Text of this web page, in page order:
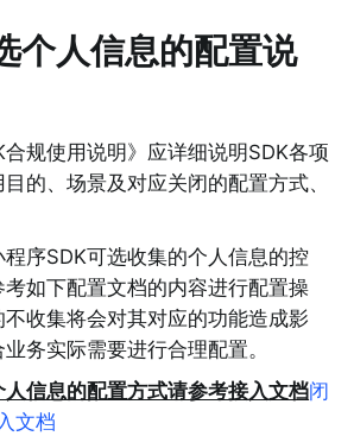
个人信息的配置说
合规使用说明》应详细说明SDK各项
的、场景及对应关闭的配置方式、
程序SDK可选收集的个人信息的控
如下配置文档的内容进行配置操
收集将会对其对应的功能造成影
务实际需要进行合理配置。
信息的配置方式请参考接入文档闭
文档